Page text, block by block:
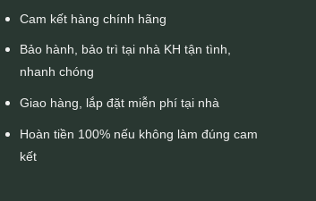
Cam kết hàng chính hãng
Bảo hành, bảo trì tại nhà KH tận tình,
nhanh chóng
Giao hàng, lắp đặt miễn phí tại nhà
Hoàn tiền 100% nếu không làm đúng cam
kết